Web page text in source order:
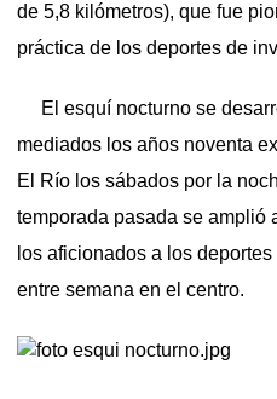
de 5,8 kilómetros), que fue
práctica de los deportes de
El esquí nocturno se
mediados los años noventa
El Río los sábados por la
temporada pasada se amplió
los aficionados a los
entre semana en el centro.